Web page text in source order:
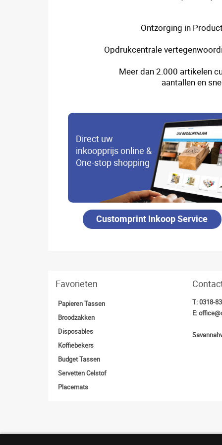
Ontzorging in
Opdrukcentrale
Meer dan 2.000 artikelen
aantallen en
Direct uw
inkoopprijs online &
One-stop shopping
Customprint Inkoop Service
Favorieten
Papieren Tassen
Broodzakken
Disposables
Koffiebekers
Budget Tassen
Servetten Celstof
Placemats
T:0318-
E: